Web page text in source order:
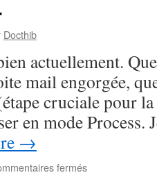
Docthib
actuellement.
mail engorgée,
cruciale pour
en mode
→
ferméssur